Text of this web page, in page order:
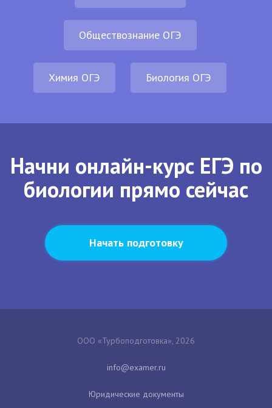
Обществознание ОГЭ
Химия ОГЭ Биология ОГЭ
Начни онлайн-курс ЕГЭ по
биологии прямо сейчас
Начать подготовку
ООО «Турбоподготовка», 2026
Юридические документы